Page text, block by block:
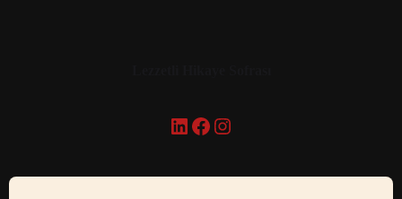
LinkedIn Facebook Instagram